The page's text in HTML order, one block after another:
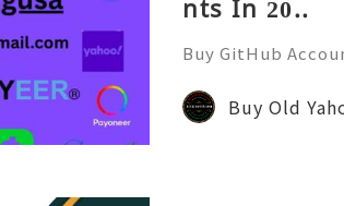
nts In 20..
Buy GitHub
n ever. GitHub
forms forBuy Old